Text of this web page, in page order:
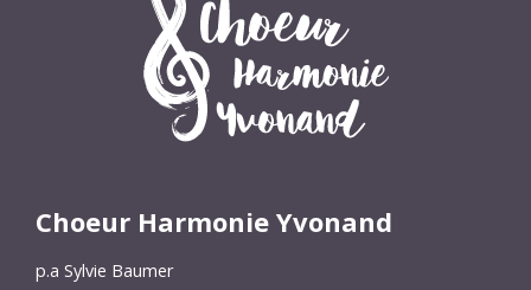
Choeur Harmonie Yvonand
p.a Sylvie Baumer